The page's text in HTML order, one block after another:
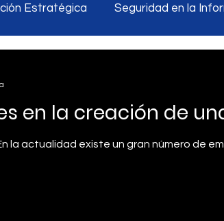
Estratégica Seguridad en la
en la información Marketing
en la creación de
la actualidad existe un gran número de